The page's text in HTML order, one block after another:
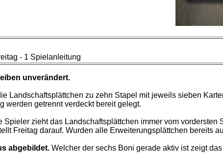
- 1 Spielanleitung
unverändert.
Landschaftsplättchen zu zehn Stapel mit jeweils sieben
werden getrennt verdeckt bereit gelegt.
Spieler zieht das Landschaftsplättchen immer vom
Freitag darauf. Wurden alle Erweiterungsplättchen bereits
abgebildet. Welcher der sechs Boni gerade aktiv ist zeigt